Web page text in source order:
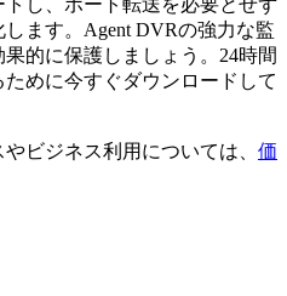
ます。Agent DVRの強力な監
的に保護しましょう。24時間
めに今すぐダウンロードして
ビジネス利用については、 価